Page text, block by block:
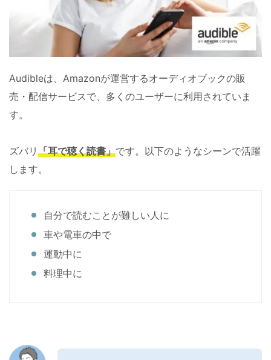
Audibleは、Amazonが運営するオーディオブックの販
売・配信サービスで、多くのユーザーに利用されていま
す。
ズバリ 「耳で聴く読書」です。以下のようなシーンで活躍
します。
自分で読むことが難しい人に
車や電車の中で
運動中に
料理中に